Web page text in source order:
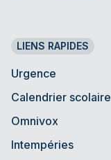
LIENS RAPIDES
Urgence
Calendrier scolaire
Omnivox
Intempéries